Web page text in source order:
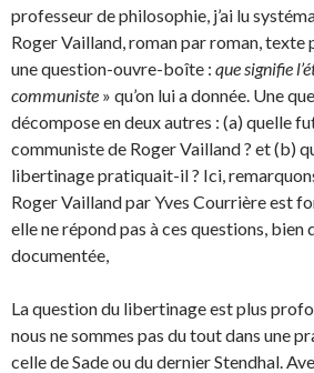
professeur de philosophie, j’ai lu
Roger Vailland, roman par roman, texte
une question-ouvre-boîte : que signifie
communiste » qu’on lui a donnée. Une
décompose en deux autres : (a) quelle
communiste de Roger Vailland ? et (b)
libertinage pratiquait-il ? Ici,
Roger Vailland par Yves Courrière est
elle ne répond pas à ces questions, bien
documentée,
La question du libertinage est plus
nous ne sommes pas du tout dans une
celle de Sade ou du dernier Stendhal.